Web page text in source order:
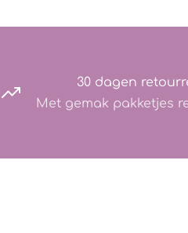
30 dagen
Met gemak pakketjes